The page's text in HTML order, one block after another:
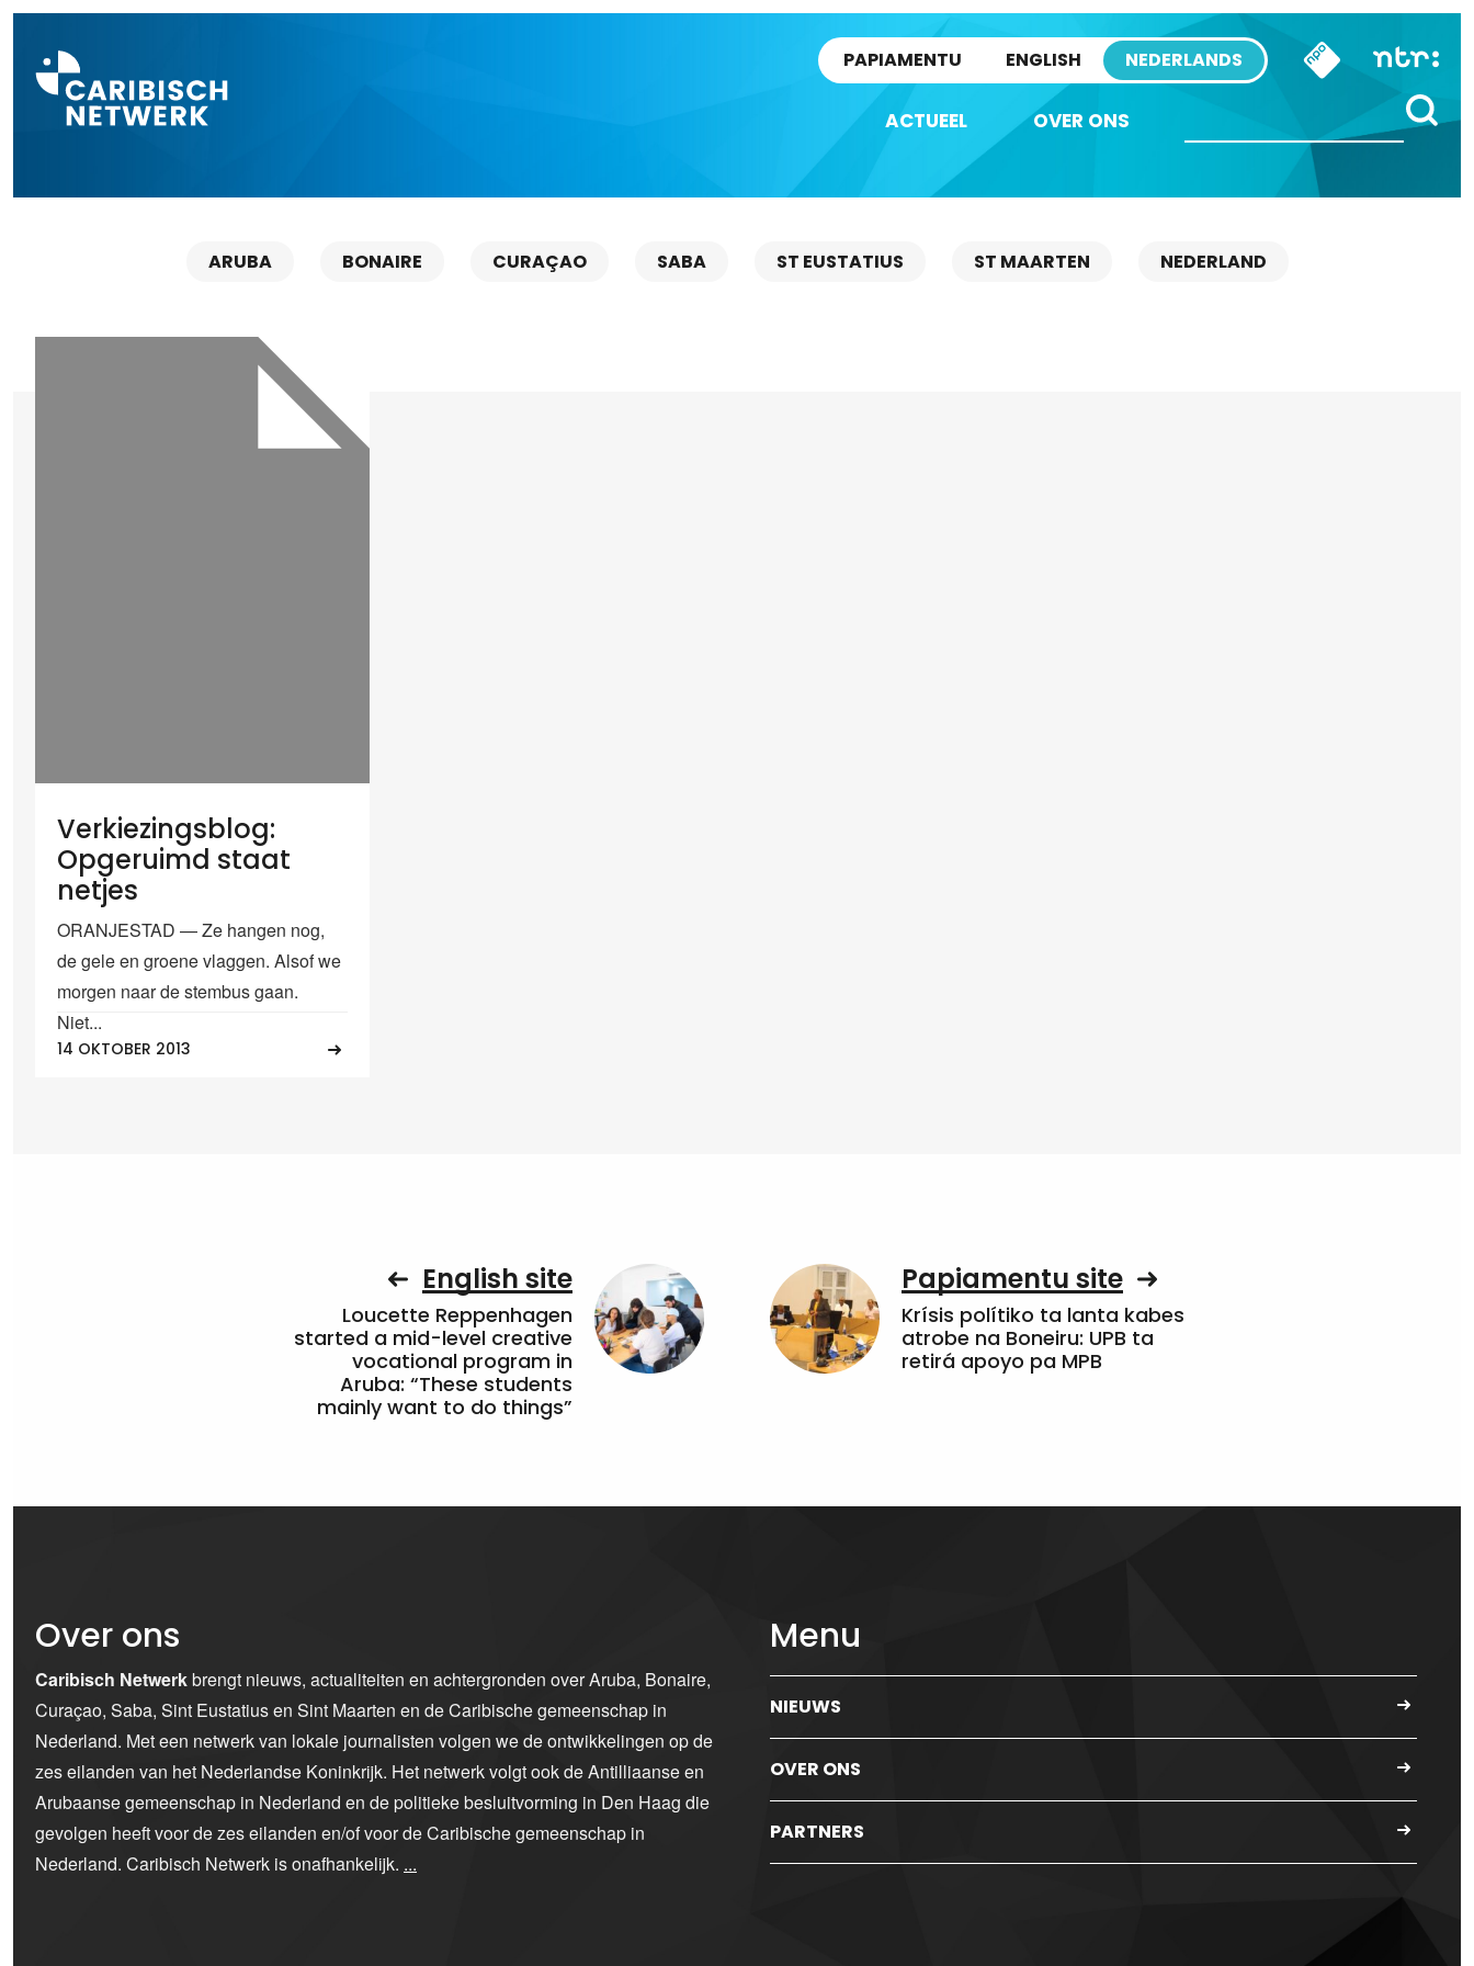
PAPIAMENTU ENGLISH NEDERLANDS
ACTUEEL OVER ONS
ARUBA BONAIRE CURAÇAO SABA ST EUSTATIUS ST MAARTEN NEDERLAND
Verkiezingsblog:
Opgeruimd staat
netjes
ORANJESTAD — Ze hangen nog,
de gele en groene vlaggen. Alsof we
morgen naar de stembus gaan.
Niet...
14 OKTOBER 2013
English site
Loucette Reppenhagen
started a mid-level creative
vocational program in
Aruba: “These students
mainly want to do things”
Papiamentu site
Krísis polítiko ta lanta kabes
atrobe na Boneiru: UPB ta
retirá apoyo pa MPB
Over ons
Caribisch Netwerkbrengt nieuws, actualiteiten en achtergronden over Aruba, Bonaire,
Curaçao, Saba, Sint Eustatius en Sint Maarten en de Caribische gemeenschap in
Nederland. Met een netwerk van lokale journalisten volgen we de ontwikkelingen op de
zes eilanden van het Nederlandse Koninkrijk. Het netwerk volgt ook de Antilliaanse en
Arubaanse gemeenschap in Nederland en de politieke besluitvorming in Den Haag die
gevolgen heeft voor de zes eilanden en/of voor de Caribische gemeenschap in
Nederland. Caribisch Netwerk is onafhankelijk. ...
Menu
NIEUWS
OVER ONS
PARTNERS